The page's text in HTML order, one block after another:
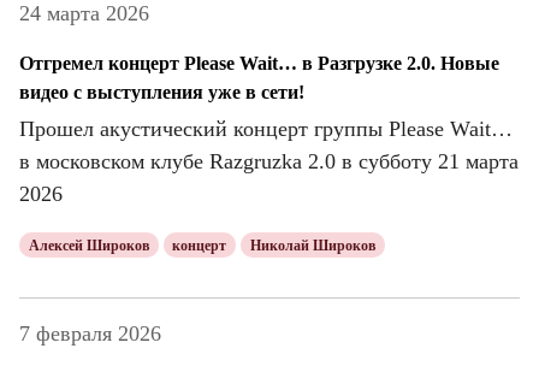
24 марта 2026
Отгремел концерт Please Wait… в Разгрузке 2.0. Новые
видео с выступления уже в сети!
Прошел акустический концерт группы Please Wait…
в московском клубе Razgruzka 2.0 в субботу 21 марта
2026
Алексей Широков концерт Николай Широков
7 февраля 2026